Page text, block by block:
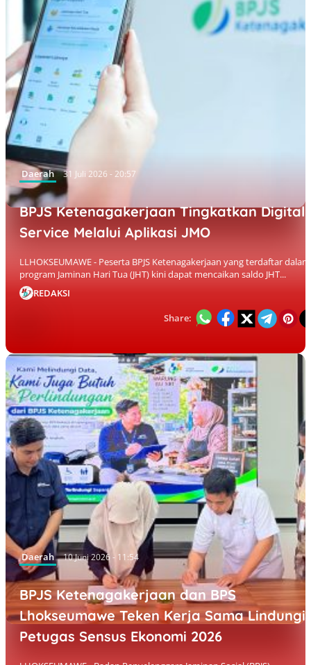
Daerah 31 Juli 2026 - 20:57
BPJS Ketenagakerjaan Tingkatkan Digital
Service Melalui Aplikasi JMO
LLHOKSEUMAWE - Peserta BPJS Ketenagakerjaan yang terdaftar dalam
program Jaminan Hari Tua (JHT) kini dapat mencaikan saldo JHT...
REDAKSI
Share:
Daerah 10 Juni 2026 - 11:54
BPJS Ketenagakerjaan dan BPS
Lhokseumawe Teken Kerja Sama Lindungi
Petugas Sensus Ekonomi 2026